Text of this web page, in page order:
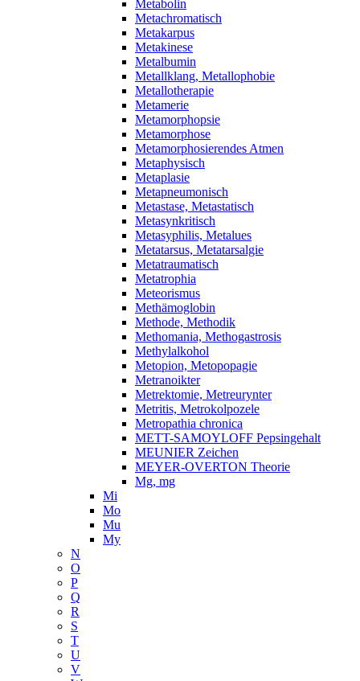
Metabolin
Metachromatisch
Metakarpus
Metakinese
Metalbumin
Metallklang, Metallophobie
Metallotherapie
Metamerie
Metamorphopsie
Metamorphose
Metamorphosierendes Atmen
Metaphysisch
Metaplasie
Metapneumonisch
Metastase, Metastatisch
Metasynkritisch
Metasyphilis, Metalues
Metatarsus, Metatarsalgie
Metatraumatisch
Metatrophia
Meteorismus
Methämoglobin
Methode, Methodik
Methomania, Methogastrosis
Methylalkohol
Metopion, Metopopagie
Metranoikter
Metrektomie, Metreurynter
Metritis, Metrokolpozele
Metropathia chronica
METT-SAMOYLOFF Pepsingehalt
MEUNIER Zeichen
MEYER-OVERTON Theorie
Mg, mg
Mi
Mo
Mu
My
N
O
P
Q
R
S
T
U
V